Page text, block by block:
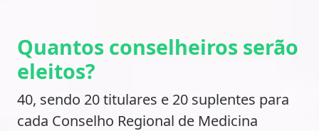
Quantos conselheiros serão
eleitos?
40, sendo 20 titulares e 20 suplentes para
cada Conselho Regional de Medicina